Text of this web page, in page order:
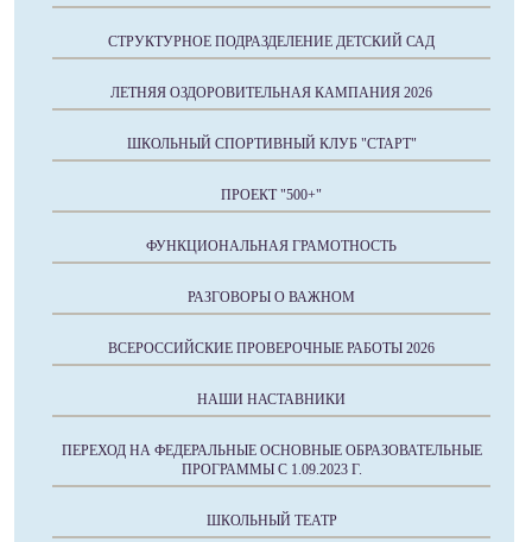
СТРУКТУРНОЕ ПОДРАЗДЕЛЕНИЕ ДЕТСКИЙ САД
ЛЕТНЯЯ ОЗДОРОВИТЕЛЬНАЯ КАМПАНИЯ 2026
ШКОЛЬНЫЙ СПОРТИВНЫЙ КЛУБ "СТАРТ"
ПРОЕКТ "500+"
ФУНКЦИОНАЛЬНАЯ ГРАМОТНОСТЬ
РАЗГОВОРЫ О ВАЖНОМ
ВСЕРОССИЙСКИЕ ПРОВЕРОЧНЫЕ РАБОТЫ 2026
НАШИ НАСТАВНИКИ
ПЕРЕХОД НА ФЕДЕРАЛЬНЫЕ ОСНОВНЫЕ ОБРАЗОВАТЕЛЬНЫЕ
ПРОГРАММЫ С 1.09.2023 Г.
ШКОЛЬНЫЙ ТЕАТР